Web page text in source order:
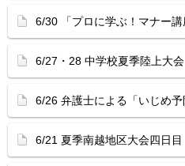
6/30 「プロに学ぶ！マナー講
6/27・28 中学校夏季陸上大会
6/26 弁護士による「いじめ予
6/21 夏季南越地区大会四日